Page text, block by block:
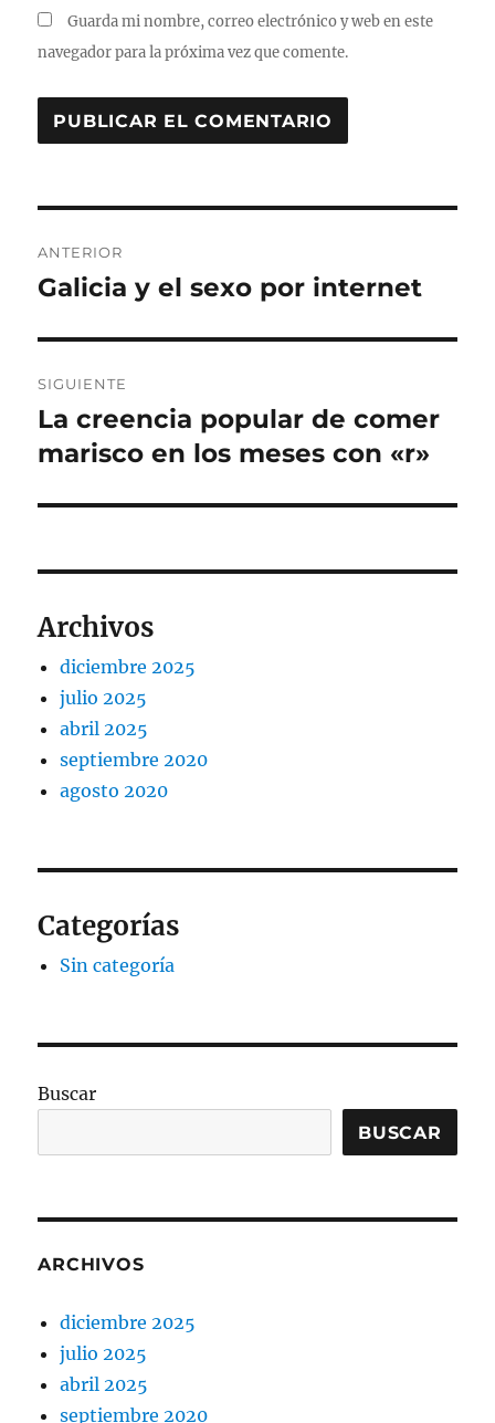
Guarda mi nombre, correo electrónico y web en este
navegador para la próxima vez que comente.
de
ANTERIOR
Entrada
Galicia y el sexo por internet
SIGUIENTE
Entrada
siguiente:
La creencia popular de comer
marisco en los meses con «r»
Archivos
diciembre 2025
julio 2025
abril 2025
septiembre 2020
agosto 2020
Categorías
Sin categoría
Buscar
BUSCAR
ARCHIVOS
diciembre 2025
julio 2025
abril 2025
septiembre 2020